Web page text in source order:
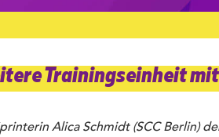
Trainingseinheit
Alica Schmidt (SCC Berlin)